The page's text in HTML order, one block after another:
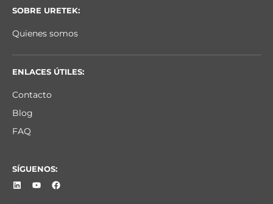
SOBRE URETEK:
Quienes somos
ENLACES ÚTILES:
Contacto
Blog
FAQ
SÍGUENOS: